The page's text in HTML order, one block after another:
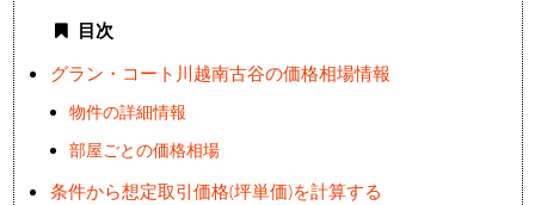
目次
グラン・コート川越南古谷の価格相場情報
物件の詳細情報
部屋ごとの価格相場
条件から想定取引価格(坪単価)を計算する